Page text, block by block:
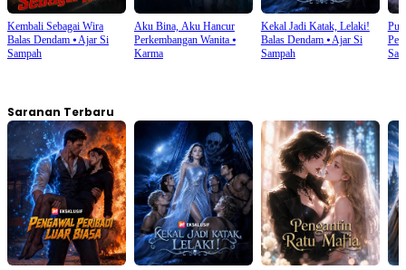
Kembali Sebagai Wira
Balas Dendam ⦁Ajar Si
Sampah
Aku Bina, Aku Hancur
Perkembangan Wanita⦁
Karma
Kekal Jadi Katak, Lelaki!
Balas Dendam⦁Ajar Si
Sampah
Saranan Terbaru